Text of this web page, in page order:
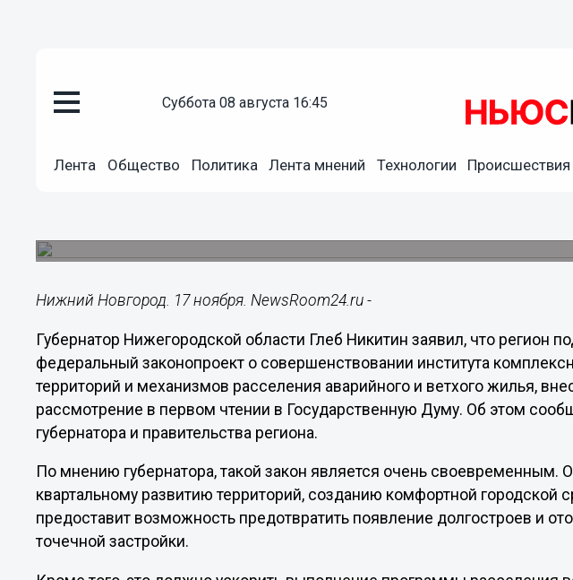
суббота 08 августа 16:45
Лента Общество Политика Лента мнений Технологии Происшествия
Лента мнений
Глеб Никитин поддержал законопроект
Нижний Новгород. 17 ноября. NewsRoom24.ru -
Губернатор Нижегородской области Глеб Никитин заявил, что регион
федеральный законопроект о совершенствовании института
территорий и механизмов расселения аварийного и ветхого жилья,
рассмотрение в первом чтении в Государственную Думу. Об этом
губернатора и правительства региона.
По мнению губернатора, такой закон является очень своевременным.
квартальному развитию территорий, созданию комфортной городской
предоставит возможность предотвратить появление долгостроев и
точечной застройки.